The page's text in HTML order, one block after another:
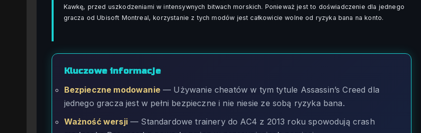
Kawkę, przed uszkodzeniami w intensywnych bitwach morskich. Ponieważ jest to doświadczenie dla jednego
gracza od Ubisoft Montreal, korzystanie z tych modów jest całkowicie wolne od ryzyka bana na konto.
Kluczowe informacje
Bezpieczne modowanie— Używanie cheatów w tym tytule Assassin’s Creed dla
jednego gracza jest w pełni bezpieczne i nie niesie ze sobą ryzyka bana.
Ważność wersji— Standardowe trainery do AC4 z 2013 roku spowodują crash